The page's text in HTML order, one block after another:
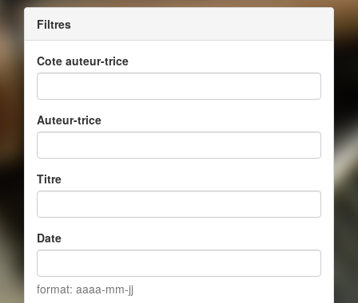
Filtres
Cote auteur-trice
Auteur-trice
Titre
Date
format: aaaa-mm-jj